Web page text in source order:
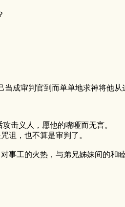
成审判官到而单单地求神将他从
击义人，愿他的嘴哑而无言。
诅，也不算是审判了。
事工的火热，与弟兄姊妹间的和